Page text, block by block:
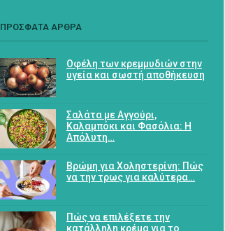
ΠΡΟΣΦΑΤΑ ΑΡΘΡΑ
Οφέλη των κρεμμυδιών στην
υγεία και σωστή αποθήκευση
Σαλάτα με Αγγούρι,
Καλαμπόκι και Φασόλια: Η
Απόλυτη…
Βρώμη για Χοληστερίνη: Πώς
να την τρως για καλύτερα…
Πώς να επιλέξετε την
κατάλληλη κρέμα για το